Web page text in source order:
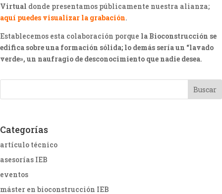
Virtual donde presentamos públicamente nuestra alianza;
aquí puedes visualizar la grabación.
Establecemos esta colaboración porque la Bioconstrucción se
edifica sobre una formación sólida; lo demás sería un “lavado
verde», un naufragio de desconocimiento que nadie desea.
Categorías
artículo técnico
asesorías IEB
eventos
máster en bioconstrucción IEB